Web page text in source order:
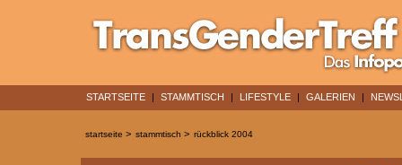
STARTSEITE | STAMMTISCH | LIFESTYLE | GALERIEN |
startseite > stammtisch > rückblick 2004